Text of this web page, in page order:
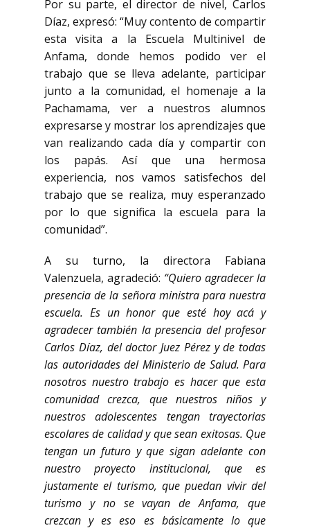
Por su parte, el director de nivel, Carlos
Díaz, expresó: “Muy contento de compartir
esta visita a la Escuela Multinivel de
Anfama, donde hemos podido ver el
trabajo que se lleva adelante, participar
junto a la comunidad, el homenaje a la
Pachamama, ver a nuestros alumnos
expresarse y mostrar los aprendizajes que
van realizando cada día y compartir con
los papás. Así que una hermosa
experiencia, nos vamos satisfechos del
trabajo que se realiza, muy esperanzado
por lo que significa la escuela para la
comunidad”.
A su turno, la directora Fabiana
Valenzuela, agradeció: “Quiero agradecer la
presencia de la señora ministra para nuestra
escuela. Es un honor que esté hoy acá y
agradecer también la presencia del profesor
Carlos Díaz, del doctor Juez Pérez y de todas
las autoridades del Ministerio de Salud. Para
nosotros nuestro trabajo es hacer que esta
comunidad crezca, que nuestros niños y
nuestros adolescentes tengan trayectorias
escolares de calidad y que sean exitosas. Que
tengan un futuro y que sigan adelante con
nuestro proyecto institucional, que es
justamente el turismo, que puedan vivir del
turismo y no se vayan de Anfama, que
crezcan y es eso es básicamente lo que